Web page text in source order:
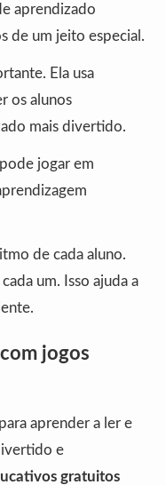
aprendizado
de um jeito especial.
Ela usa
os alunos
mais divertido.
jogar em
de cada aluno.
um. Isso ajuda a
jogos
aprender a ler e
e
gratuitos